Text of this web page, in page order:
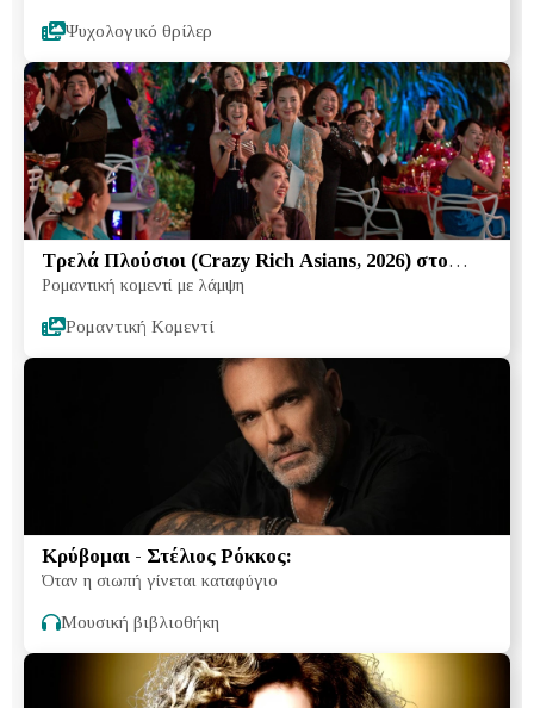
Ψυχολογικό θρίλερ
Τρελά Πλούσιοι (Crazy Rich Asians, 2026) στο
Netflix:
Ρομαντική κομεντί με λάμψη
Ρομαντική Κομεντί
Κρύβομαι - Στέλιος Ρόκκος:
Όταν η σιωπή γίνεται καταφύγιο
Μουσική βιβλιοθήκη